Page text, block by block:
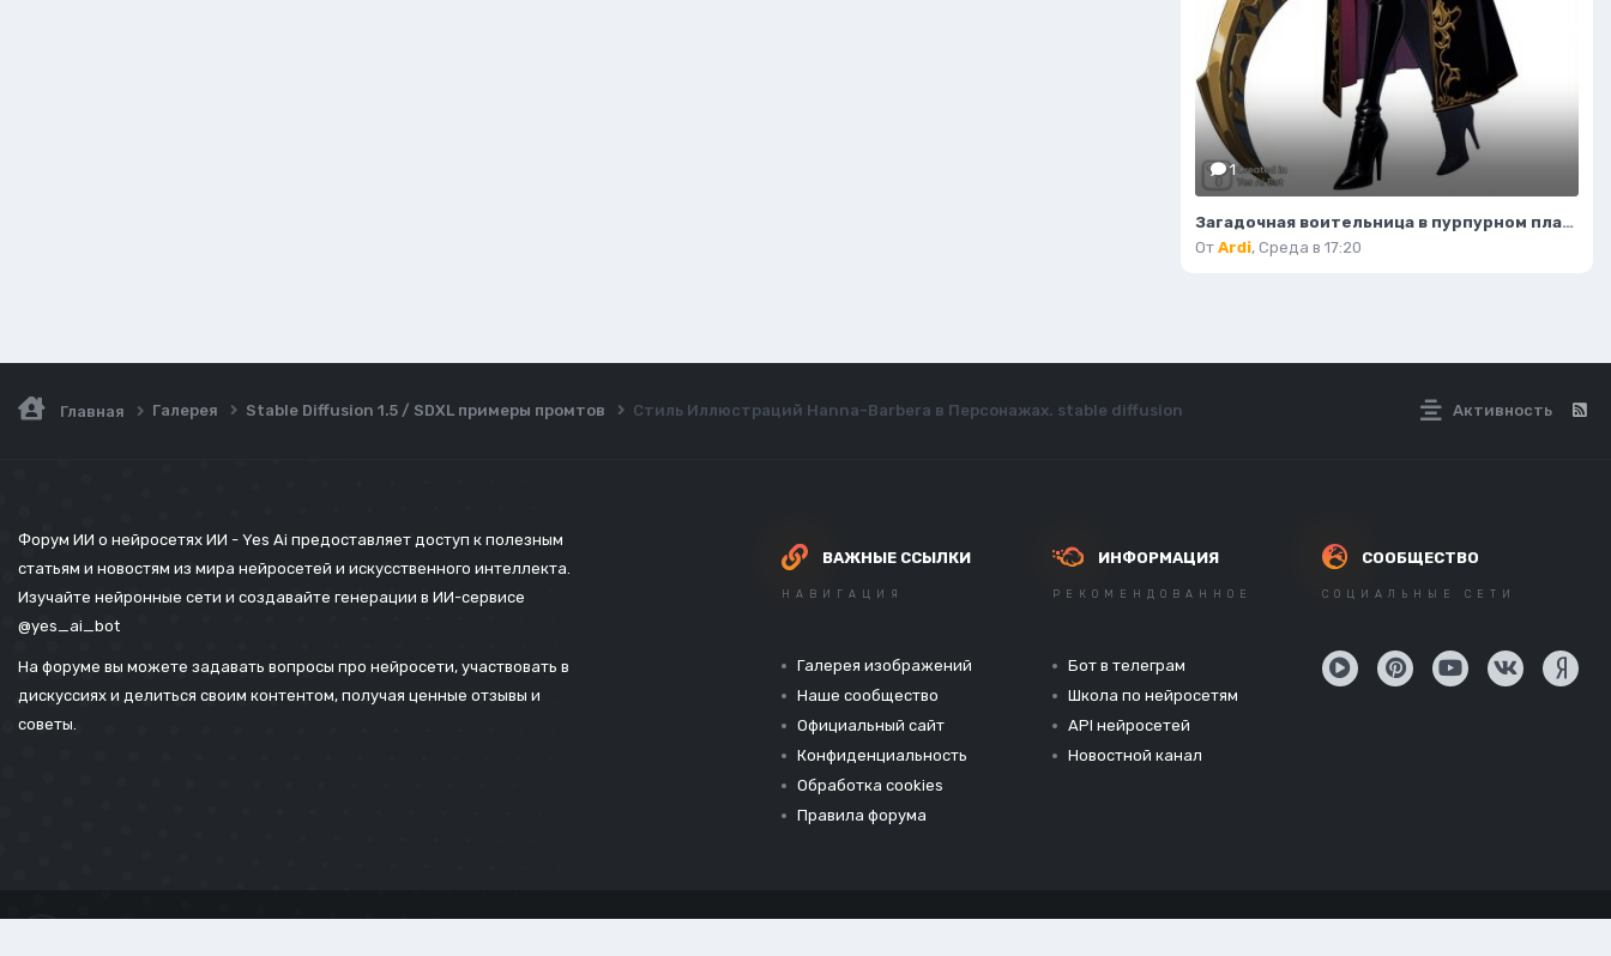
1
Загадочная воительница в пурпурном платье и с серповидным клинком. Нейронная сеть Flux 1
От Ardi, Среда в 17:20
Активность
Главная Галерея Stable Diffusion 1.5 / SDXL примеры промтов Стиль Иллюстраций Hanna-Barbera в Персонажах. stable diffusion
Форум ИИ о нейросетях ИИ - Yes Ai предоставляет доступ к полезным
статьям и новостям из мира нейросетей и искусственного интеллекта.
Изучайте нейронные сети и создавайте генерации в ИИ-сервисе
@yes_ai_bot
На форуме вы можете задавать вопросы про нейросети, участвовать в
дискуссиях и делиться своим контентом, получая ценные отзывы и
советы.
ВАЖНЫЕ ССЫЛКИ
НАВИГАЦИЯ
Галерея изображений
Наше сообщество
Официальный сайт
Конфиденциальность
Обработка cookies
Правила форума
ИНФОРМАЦИЯ
РЕКОМЕНДОВАННОЕ
Бот в телеграм
Школа по нейросетям
API нейросетей
Новостной канал
СООБЩЕСТВО
СОЦИАЛЬНЫЕ СЕТИ